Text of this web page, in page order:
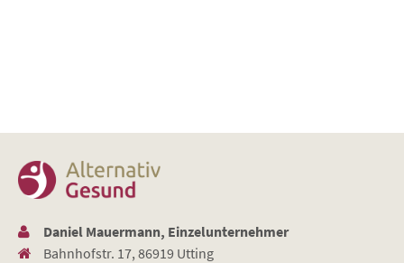
Daniel Mauermann, Einzelunternehmer
Bahnhofstr. 17, 86919 Utting